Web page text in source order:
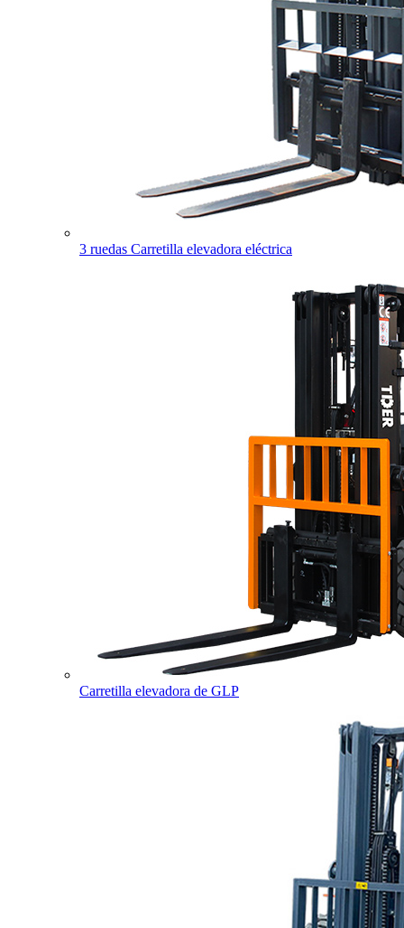
3 ruedas Carretilla elevadora eléctrica
Carretilla elevadora de GLP